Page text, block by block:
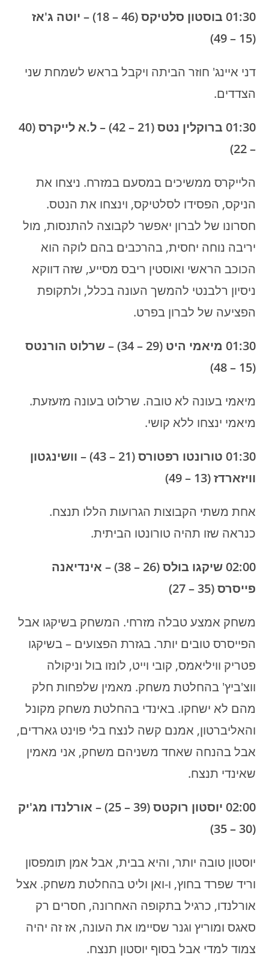
01:30 בוסטון סלטיקס (46 – 18) – יוטה ג'אז
(15 – 49)
דני איינג' חוזר הביתה ויקבל בראש לשמחת שני
הצדדים.
01:30 ברוקלין נטס (21 – 42) – ל.א לייקרס (40
– 22)
הלייקרס ממשיכים במסעם במזרח. ניצחו את
הניקס, הפסידו לסלטיקס, וינצחו את הנטס.
חסרונו של לברון יאפשר לקבוצה להתנסות, מול
יריבה נוחה יחסית, בהרכבים בהם לוקה הוא
הכוכב הראשי ואוסטין ריבס מסייע, שזה דווקא
ניסיון רלבנטי להמשך העונה בכלל, ולתקופת
הפציעה של לברון בפרט.
01:30 מיאמי היט (29 – 34) – שרלוט הורנטס
(15 – 48)
מיאמי בעונה לא טובה. שרלוט בעונה מזעזעת.
מיאמי ינצחו ללא קושי.
01:30 טורונטו רפטורס (21 – 43) – וושינגטון
וויזארדז (13 – 49)
אחת משתי הקבוצות הגרועות הללו תנצח.
כנראה שזו תהיה טורונטו הביתית.
02:00 שיקגו בולס (26 – 38) – אינדיאנה
פייסרס (35 – 27)
משחק אמצע טבלה מזרחי. המשחק בשיקגו אבל
הפייסרס טובים יותר. בגזרת הפצועים – בשיקגו
פטריק וויליאמס, קובי וייט, לונזו בול וניקולה
ווצ'ביץ' בהחלטת משחק. מאמין שלפחות חלק
מהם לא ישחקו. באינדי בהחלטת משחק מקונל
והאליברטון, אמנם קשה לנצח בלי פוינט גארדים,
אבל בהנחה שאחד משניהם משחק, אני מאמין
שאינדי תנצח.
02:00 יוסטון רוקטס (39 – 25) – אורלנדו מג'יק
(30 – 35)
יוסטון טובה יותר, והיא בבית, אבל אמן תומפסון
וריד שפרד בחוץ, ו-ואן וליט בהחלטת משחק. אצל
אורלנדו, כרגיל בתקופה האחרונה, חסרים רק
סאגס ומוריץ וגנר שסיימו את העונה, אז זה יהיה
צמוד למדי אבל בסוף יוסטון תנצח.